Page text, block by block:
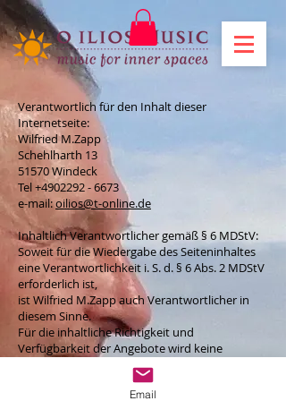
Verantwortlich für den Inhalt dieser
Internetseite:
Wilfried M.Zapp
Schehlharth 13
51570 Windeck
Tel+4902292 - 6673
e-mail:oilios@t-online.de
Inhaltlich Verantwortlicher gemäß § 6 MDStV:
Soweit für die Wiedergabe des Seiteninhaltes
eine Verantwortlichkeit i. S. d. § 6 Abs. 2 MDStV
erforderlich ist,
ist Wilfried M.Zapp auch Verantwortlicher in
diesem Sinne.
Für die inhaltliche Richtigkeit und
Verfügbarkeit der Angebote wird keine
Verantwortlichkeit übernommen.
Email